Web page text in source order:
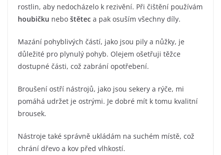
rostlin, aby nedocházelo k rezivění. Při čištění používám
houbičku nebo štětec a pak osuším všechny díly.
Mazání pohyblivých částí, jako jsou pily a nůžky, je
důležité pro plynulý pohyb. Olejem ošetřuji těžce
dostupné části, což zabrání opotřebení.
Broušení ostří nástrojů, jako jsou sekery a rýče, mi
pomáhá udržet je ostrými. Je dobré mít k tomu kvalitní
brousek.
Nástroje také správně ukládám na suchém místě, což
chrání dřevo a kov před vlhkostí.